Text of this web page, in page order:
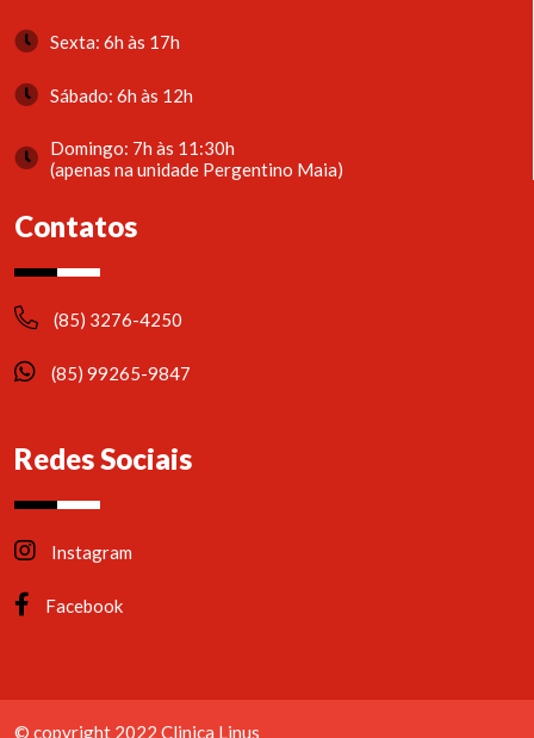
Sexta: 6h às 17h
Sábado: 6h às 12h
Domingo: 7h às 11:30h
(apenas na unidade Pergentino Maia)
Contatos
(85) 3276-4250
(85) 99265-9847
Redes Sociais
Instagram
Facebook
© copyright 2022 Clinica Linus